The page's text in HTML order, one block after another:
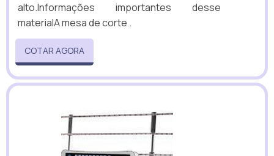
alto.Informações importantes desse
materialA mesa de corte .
COTAR AGORA